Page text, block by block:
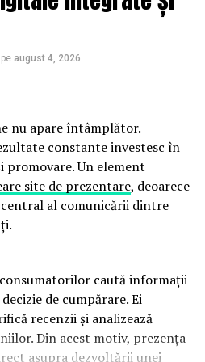
PRIMA
și viscol! Care sunt cele mai
pe august 4, 2026
nu apare întâmplător.
constante investesc în
Un element
site de prezentare, deoarece
al comunicării dintre
caută informații
de cumpărare. Ei
recenzii și analizează
Din acest motiv, prezența
asupra dezvoltării unei